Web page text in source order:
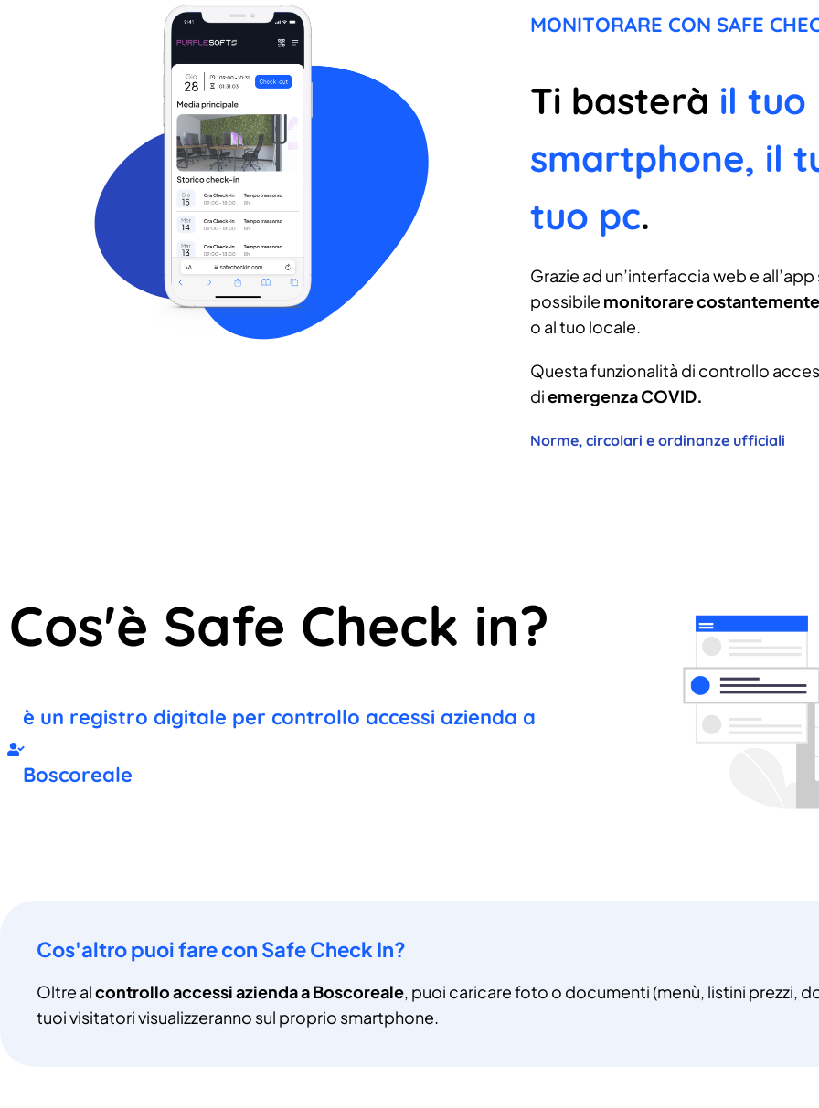
MONITORARE CON SAFE
Ti basterà il tuo
smartphone, il
tuo pc.
Grazie ad un’interfaccia web e
possibile monitorare
o al tuo locale.
Questa funzionalità di controllo
diemergenza COVID.
Norme, circolari e ordinanze ufficiali
Cos'è Safe Check in?
è un registro digitale per controllo accessi azienda a
Boscoreale
Cos'altro puoi fare con Safe Check In?
Oltre alcontrollo accessi azienda a Boscoreale, puoi caricare foto o documenti (menù, listini prezzi,
tuoi visitatori visualizzeranno sul proprio smartphone.